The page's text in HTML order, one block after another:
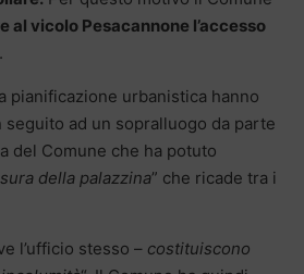
al vicolo Pesacannone l’accesso
.
pianificazione urbanistica hanno
ad un sopralluogo da parte
del Comune che ha potuto
della palazzina” che ricade tra i
l’ufficio stesso – costituiscono